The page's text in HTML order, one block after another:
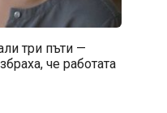
три пъти —
че работата